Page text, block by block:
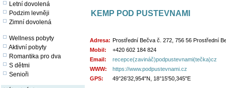
Letní dovolená
Podzim levněji
Zimní dovolená
Wellness pobyty
Aktivní pobyty
Romantika pro dva
S dětmi
Senioři
KEMP POD PUSTEVNAMI
Adresa: Prostřední Bečva č. 272, 756 56 Prostřední
Mobil:
+420 602 184 824
Email:
recepce(zavináč)podpustevnami(tečka)cz
WWW:
https://www.podpustevnami.cz
GPS:
49°26'32,954"N, 18°15'50,345"E